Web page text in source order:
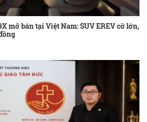
mở bán tại Việt Nam: SUV EREV cỡ lớn,